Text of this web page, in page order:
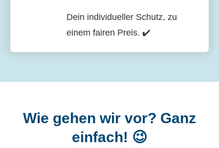
Dein individueller Schutz, zu
einem fairen Preis. ✔️
Wie gehen wir vor? Ganz
einfach! 😉